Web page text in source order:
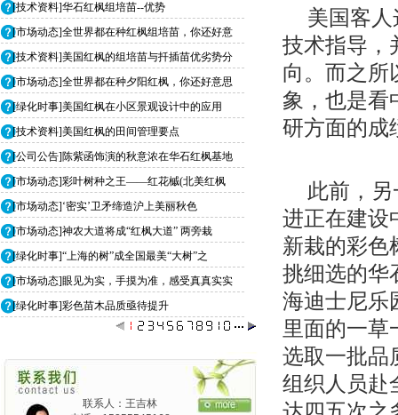
[技术资料]华石红枫组培苗--优势
[市场动态]全世界都在种红枫组培苗，你还好意
[技术资料]美国红枫的组培苗与扦插苗优劣势分
[市场动态]全世界都在种夕阳红枫，你还好意思
[绿化时事]美国红枫在小区景观设计中的应用
[技术资料]美国红枫的田间管理要点
[公司公告]陈紫函饰演的秋意浓在华石红枫基地
[市场动态]彩叶树种之王——红花槭(北美红枫
[市场动态]‘密实’卫矛缔造沪上美丽秋色
[市场动态]神农大道将成“红枫大道” 两旁栽
[绿化时事]“上海的树”成全国最美“大树”之
[市场动态]眼见为实，手摸为准，感受真真实实
[绿化时事]彩色苗木品质亟待提升
联系人：王吉林
美国客
技术指导，
向。而之所
象，也是看
研方面的成
此前，
进正在建设
新栽的彩色
挑细选的华
海迪士尼乐
里面的一草
选取一批品
组织人员赴